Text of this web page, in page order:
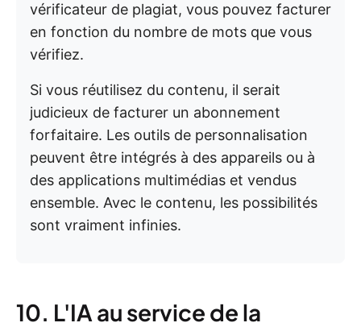
vérificateur de plagiat, vous pouvez facturer
en fonction du nombre de mots que vous
vérifiez.
Si vous réutilisez du contenu, il serait
judicieux de facturer un abonnement
forfaitaire. Les outils de personnalisation
peuvent être intégrés à des appareils ou à
des applications multimédias et vendus
ensemble. Avec le contenu, les possibilités
sont vraiment infinies.
10. L'IA au service de la